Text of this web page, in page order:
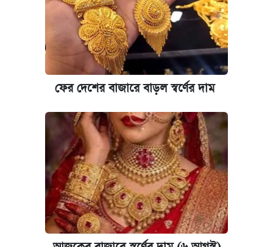
নবম জাতীয় পে-স্কেল নিয়ে সর্বশেষ যা জানা গেল
কবে হবে মেডিকেল ভর্তি পরীক্ষা, জানা গেল যা
আজকের বাজারে স্বর্ণ-রুপার দাম (৫ আগস্ট)
আজকের বাজারে স্বর্ণের দাম (৪ আগস্ট)
পাঁচ দপ্তরে নতুন সচিব নিয়োগ দিল সরকার
রাষ্ট্রবিরোধী কর্মকাণ্ড: ঢাবির কয়েকজন শিক্ষকের
বিরুদ্ধে ব্যবস্থা
আজকের বাজারে স্বর্ণের দাম (৬ আগস্ট)
ফের দেশের বাজারে বাড়ল স্বর্ণের দাম